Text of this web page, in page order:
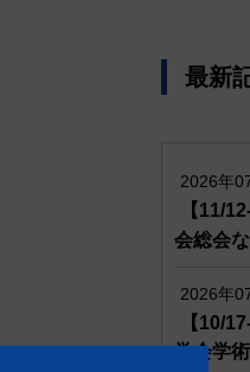
最新
2026年
【11/
会総会
2026年
【10/
学会学